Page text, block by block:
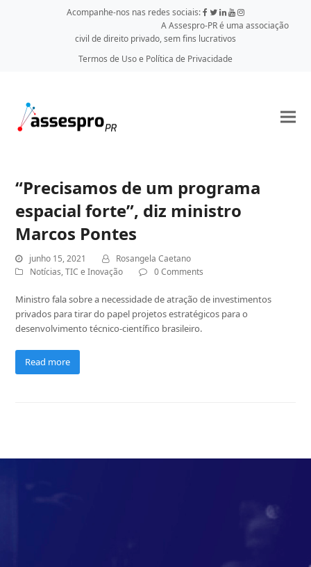
Acompanhe-nos nas redes sociais:
A Assespro-PR é uma associação
civil de direito privado, sem fins lucrativos
Termos de Uso e Política de Privacidade
“Precisamos de um programa
espacial forte”, diz ministro
Marcos Pontes
junho 15, 2021
Rosangela Caetano
Notícias,TIC e Inovação 0 Comments
Ministro fala sobre a necessidade de atração de investimentos
privados para tirar do papel projetos estratégicos para o
desenvolvimento técnico-científico brasileiro.
Read more